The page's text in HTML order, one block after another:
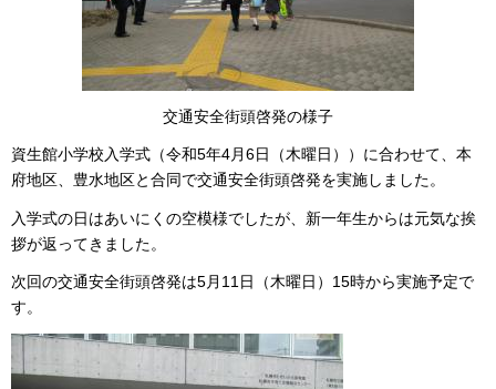
交通安全街頭啓発の様子
資生館小学校入学式（令和5年4月6日（木曜日））に合わせて、本
府地区、豊水地区と合同で交通安全街頭啓発を実施しました。
入学式の日はあいにくの空模様でしたが、新一年生からは元気な挨
拶が返ってきました。
次回の交通安全街頭啓発は5月11日（木曜日）15時から実施予定で
す。